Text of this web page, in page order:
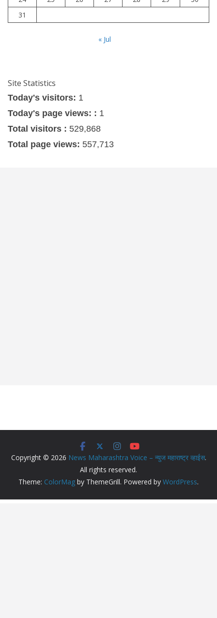
31
« Jul
Site Statistics
Today's visitors: 1
Today's page views: : 1
Total visitors : 529,868
Total page views: 557,713
Copyright © 2026 News Maharashtra Voice – न्युज महाराष्ट्र व्हाईस.
All rights reserved.
Theme: ColorMag by ThemeGrill. Powered by WordPress.